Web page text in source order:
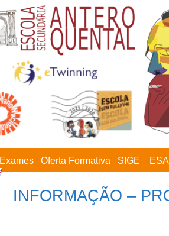
Exames Oferta Formativa SIGE
INFORMAÇÃO –